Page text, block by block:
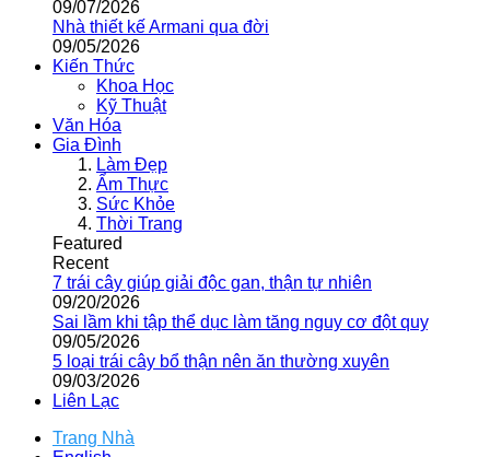
09/07/2026
Nhà thiết kế Armani qua đời
09/05/2026
Kiến Thức
Khoa Học
Kỹ Thuật
Văn Hóa
Gia Đình
Làm Đẹp
Ẩm Thực
Sức Khỏe
Thời Trang
Featured
Recent
7 trái cây giúp giải độc gan, thận tự nhiên
09/20/2026
Sai lầm khi tập thể dục làm tăng nguy cơ đột quỵ
09/05/2026
5 loại trái cây bổ thận nên ăn thường xuyên
09/03/2026
Liên Lạc
Trang Nhà